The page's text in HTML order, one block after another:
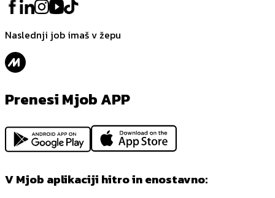
Naslednji job imaš v žepu
Prenesi Mjob APP
V Mjob aplikaciji hitro in enostavno: